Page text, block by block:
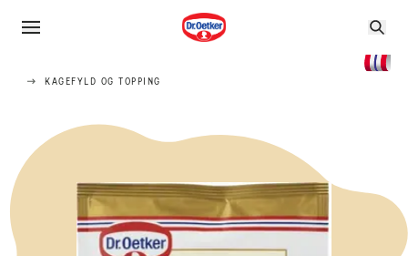
KAGEFYLD OG TOPPING